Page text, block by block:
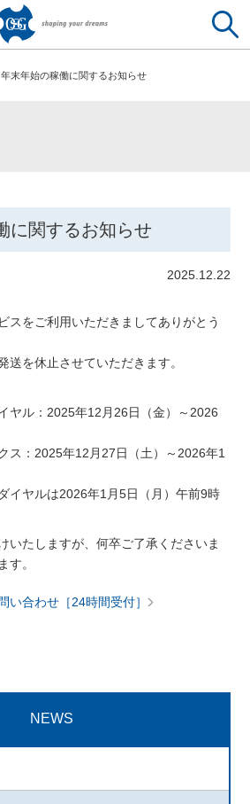
年末年始の稼働に関するお知らせ
に関するお知らせ
2025.12.22
スをご利用いただきましてありがとう
送を休止させていただきます。
ヤル：2025年12月26日（金）～2026
ス：2025年12月27日（土）～2026年1
イヤルは2026年1月5日（月）午前9時
いたしますが、何卒ご了承くださいま
す。
い合わせ［24時間受付］
NEWS